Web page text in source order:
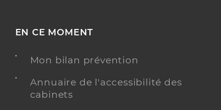
EN CE MOMENT
Mon bilan prévention
Annuaire de l'accessibilité des
cabinets